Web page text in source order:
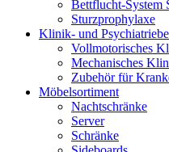
Bettflucht-System
Sturzprophylaxe
Klinik- und
Vollmotorisches
Mechanisches
Zubehör für
Möbelsortiment
Nachtschränke
Server
Schränke